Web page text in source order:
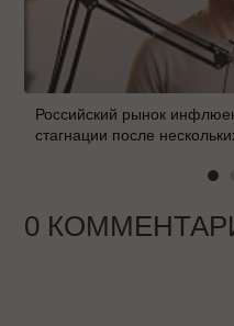
Российский рынок
стагнации после
0